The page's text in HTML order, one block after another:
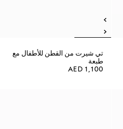
تي شيرت من القطن للأطفال مع
طبعة
AED 1,100